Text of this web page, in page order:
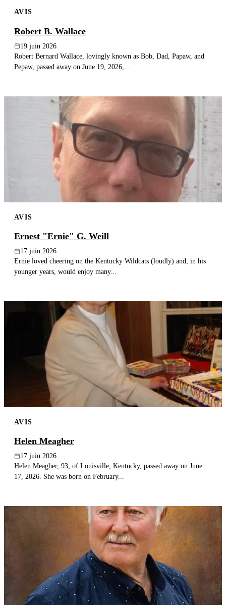
AVIS
Robert B. Wallace
19 juin 2026
Robert Bernard Wallace, lovingly known as Bob, Dad, Papaw, and
Pepaw, passed away on June 19, 2026,...
AVIS
Ernest "Ernie" G. Weill
17 juin 2026
Ernie loved cheering on the Kentucky Wildcats (loudly) and, in his
younger years, would enjoy many...
AVIS
Helen Meagher
17 juin 2026
Helen Meagher, 93, of Louisville, Kentucky, passed away on June
17, 2026. She was born on February...